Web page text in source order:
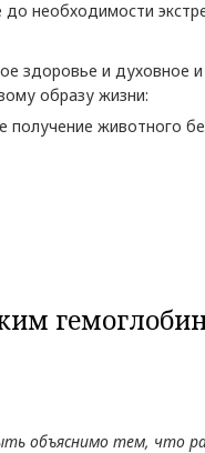
до необходимости
здоровье и духовное
образу жизни:
животного
объяснимо тем, что